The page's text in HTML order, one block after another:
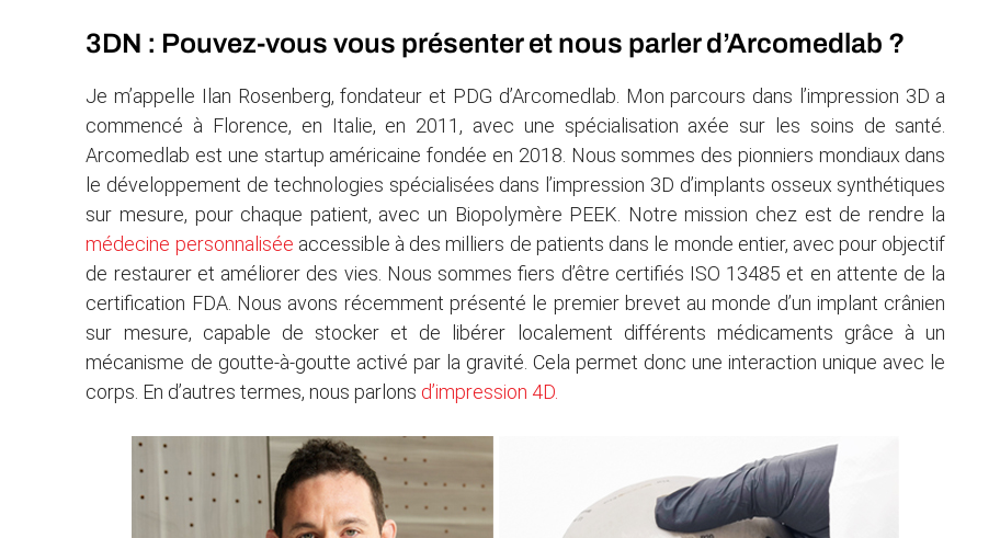
3DN : Pouvez-vous vous présenter et nous parler d’Arcomedlab ?
Je m’appelle Ilan Rosenberg, fondateur et PDG d’Arcomedlab. Mon parcours dans l’impression 3D a
commencé à Florence, en Italie, en 2011, avec une spécialisation axée sur les soins de santé.
Arcomedlab est une startup américaine fondée en 2018. Nous sommes des pionniers mondiaux dans
le développement de technologies spécialisées dans l’impression 3D d’implants osseux synthétiques
sur mesure, pour chaque patient, avec un Biopolymère PEEK. Notre mission chez est de rendre la
médecine personnalisée accessible à des milliers de patients dans le monde entier, avec pour objectif
de restaurer et améliorer des vies. Nous sommes fiers d’être certifiés ISO 13485 et en attente de la
certification FDA. Nous avons récemment présenté le premier brevet au monde d’un implant crânien
sur mesure, capable de stocker et de libérer localement différents médicaments grâce à un
mécanisme de goutte-à-goutte activé par la gravité. Cela permet donc une interaction unique avec le
corps. En d’autres termes, nous parlons d’impression 4D.